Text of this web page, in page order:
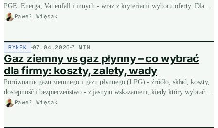
PGE, Energa, Vattenfall i innych - wraz z kryteriami wyboru oferty. Dla
firmy oznacza to konkretną dźwignię: zmiana sprzedawcy i renegocjacja
Paweł Więsak
RYNEK 07.04.2026 7 MIN
Gaz ziemny vs gaz płynny – co wybrać
dla firmy: koszty, zalety, wady
Porównanie gazu ziemnego i gazu płynnego (LPG) - źródło, skład, koszty,
dostępność i bezpieczeństwo - z jasnym wskazaniem, kiedy który wybrać.
Dla firmy to decyzja kosztowa: gaz ziemny z sieci jest zwykle tańszy, ale
Paweł Więsak